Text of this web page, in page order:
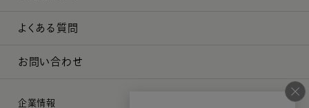
よくある質問
お問い合わせ
企業情報